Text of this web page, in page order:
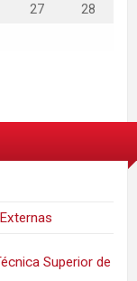
27
28
Superior de